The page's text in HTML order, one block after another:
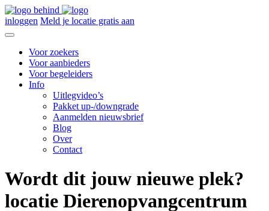
inloggen Meld je locatie gratis aan
Voor zoekers
Voor aanbieders
Voor begeleiders
Info
Uitlegvideo’s
Pakket up-/downgrade
Aanmelden nieuwsbrief
Blog
Over
Contact
Wordt dit jouw nieuwe plek?
locatie Dierenopvangcentrum